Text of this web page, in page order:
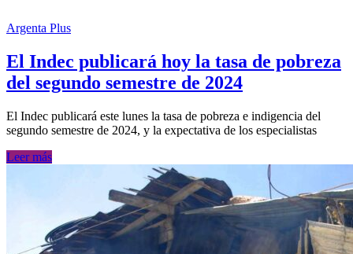
Argenta Plus
El Indec publicará hoy la tasa de pobreza
del segundo semestre de 2024
El Indec publicará este lunes la tasa de pobreza e indigencia del
segundo semestre de 2024, y la expectativa de los especialistas
Leer más